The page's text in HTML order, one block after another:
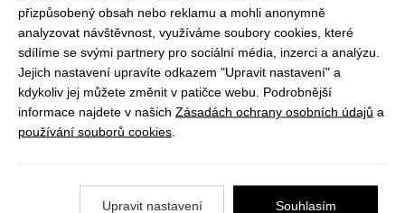
Materiál:
- SoftFibre Advance
- Vyrobeno z recyklovaných jednorázových láhví na
vodu
přizpůsobený obsah nebo reklamu a mohli anonymně
analyzovat návštěvnost, využíváme soubory cookies, které
sdílíme se svými partnery pro sociální média, inzerci a analýzu.
Jejich nastavení upravíte odkazem "Upravit nastavení" a
kdykoliv jej můžete změnit v patičce webu. Podrobnější
informace najdete v našich Zásadách ochrany osobních údajů a
používání souborů cookies
Upravit nastavení Souhlasím